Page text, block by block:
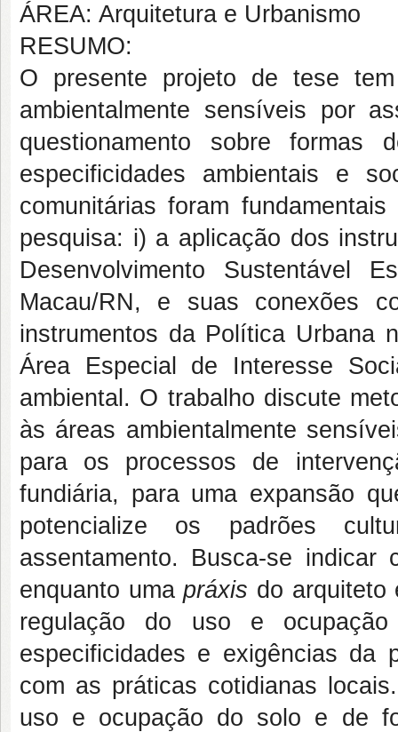
ÁREA: Arquitetura e Urbanismo
RESUMO:
O presente projeto de tese
ambientalmente sensíveis por
questionamento sobre formas
especificidades ambientais e
comunitárias foram
pesquisa: i) a aplicação dos
Desenvolvimento Sustentável
Macau/RN, e suas conexões
instrumentos da Política Urbana
Área Especial de Interesse
ambiental. O trabalho discute
às áreas ambientalmente
para os processos de
fundiária, para uma expansão
potencialize os padrões
assentamento. Busca-se indicar
enquanto umapráxis do arquiteto
regulação do uso e
especificidades e exigências da
com as práticas cotidianas
uso e ocupação do solo e de